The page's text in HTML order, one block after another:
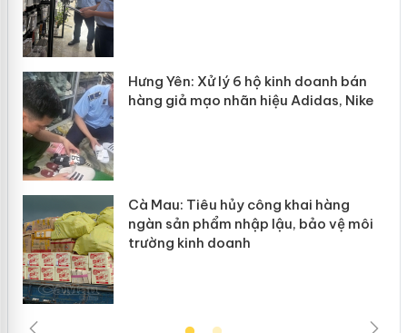
Hưng Yên: Xử lý 6 hộ kinh doanh bán
hàng giả mạo nhãn hiệu Adidas, Nike
Cà Mau: Tiêu hủy công khai hàng
ngàn sản phẩm nhập lậu, bảo vệ môi
trường kinh doanh